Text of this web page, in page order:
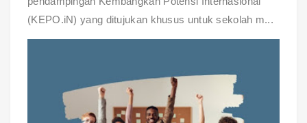
(KEPO.iN) yang ditujukan khusus untuk sekolah m...